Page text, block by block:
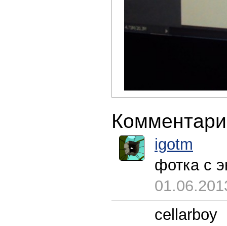
igotm
фотка с
cellarboy